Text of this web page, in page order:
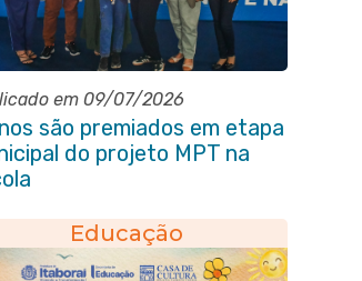
em 09/07/2026
são premiados em etapa
do projeto MPT na
Educação